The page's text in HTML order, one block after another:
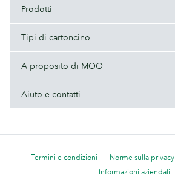
Prodotti
Tipi di cartoncino
A proposito di MOO
Aiuto e contatti
Termini e condizioni Norme sulla privacy
Informazioni aziendali